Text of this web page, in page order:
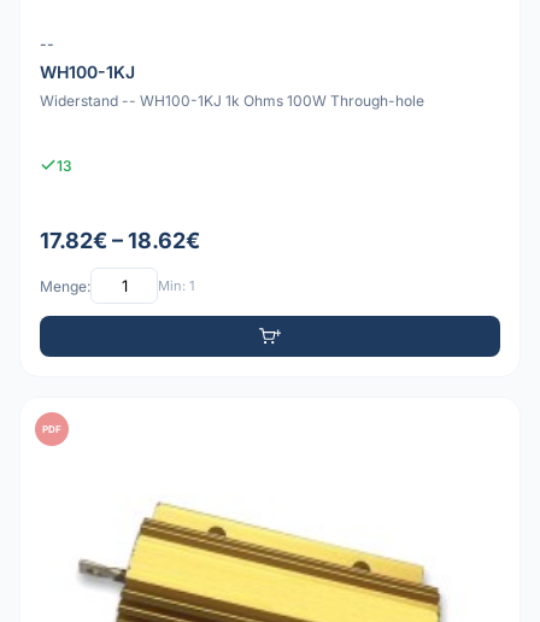
--
WH100-1KJ
Widerstand -- WH100-1KJ 1k Ohms 100W Through-hole
13
17.82€ – 18.62€
Menge: Min: 1
PDF